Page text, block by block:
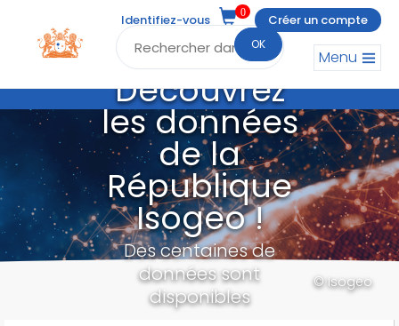
OK
Menu
Identifiez-vous
0
Créer un compte
Découvrez
les données
de la
République
Isogeo !
Des centaines de
données sont
disponibles
© Isogeo